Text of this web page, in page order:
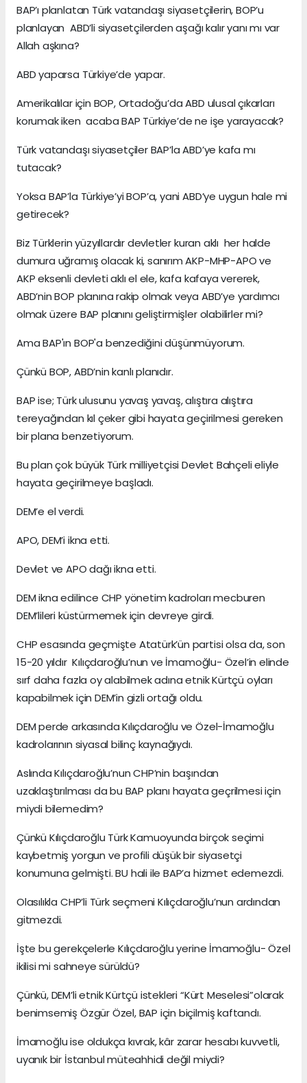
BAP’ı planlatan Türk vatandaşı siyasetçilerin, BOP’u
planlayan ABD’li siyasetçilerden aşağı kalır yanı mı var
Allah aşkına?
ABD yaparsa Türkiye’de yapar.
Amerikalılar için BOP, Ortadoğu’da ABD ulusal çıkarları
korumak iken acaba BAP Türkiye’de ne işe yarayacak?
Türk vatandaşı siyasetçiler BAP’la ABD’ye kafa mı
tutacak?
Yoksa BAP’la Türkiye’yi BOP’a, yani ABD’ye uygun hale mi
getirecek?
Biz Türklerin yüzyıllardır devletler kuran aklı her halde
dumura uğramış olacak ki, sanırım AKP-MHP-APO ve
AKP eksenli devleti aklı el ele, kafa kafaya vererek,
ABD’nin BOP planına rakip olmak veya ABD’ye yardımcı
olmak üzere BAP planını geliştirmişler olabilirler mi?
Ama BAP'ın BOP'a benzediğini düşünmüyorum.
Çünkü BOP, ABD’nin kanlı planıdır.
BAP ise; Türk ulusunu yavaş yavaş, alıştıra alıştıra
tereyağından kıl çeker gibi hayata geçirilmesi gereken
bir plana benzetiyorum.
Bu plan çok büyük Türk milliyetçisi Devlet Bahçeli eliyle
hayata geçirilmeye başladı.
DEM’e el verdi.
APO, DEM’i ikna etti.
Devlet ve APO dağı ikna etti.
DEM ikna edilince CHP yönetim kadroları mecburen
DEM’lileri küstürmemek için devreye girdi.
CHP esasında geçmişte Atatürk’ün partisi olsa da, son
15-20 yıldır Kılıçdaroğlu’nun ve İmamoğlu- Özel’in elinde
sırf daha fazla oy alabilmek adına etnik Kürtçü oyları
kapabilmek için DEM’in gizli ortağı oldu.
DEM perde arkasında Kılıçdaroğlu ve Özel-İmamoğlu
kadrolarının siyasal bilinç kaynağıydı.
Aslında Kılıçdaroğlu’nun CHP’nin başından
uzaklaştırılması da bu BAP planı hayata geçrilmesi için
miydi bilemedim?
Çünkü Kılıçdaroğlu Türk Kamuoyunda birçok seçimi
kaybetmiş yorgun ve profili düşük bir siyasetçi
konumuna gelmişti. BU hali ile BAP’a hizmet edemezdi.
Olasılıkla CHP’li Türk seçmeni Kılıçdaroğlu’nun ardından
gitmezdi.
İşte bu gerekçelerle Kılıçdaroğlu yerine İmamoğlu- Özel
ikilisi mi sahneye sürüldü?
Çünkü, DEM’li etnik Kürtçü istekleri “Kürt Meselesi”olarak
benimsemiş Özgür Özel, BAP için biçilmiş kaftandı.
İmamoğlu ise oldukça kıvrak, kâr zarar hesabı kuvvetli,
uyanık bir İstanbul müteahhidi değil miydi?